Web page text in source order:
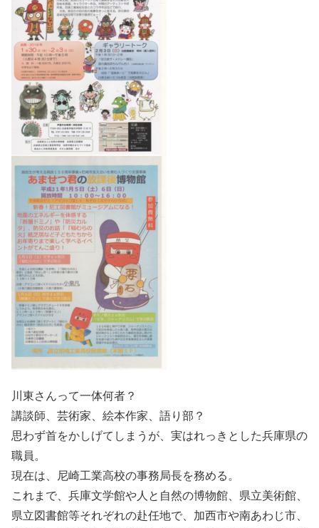
川東さんって一体何者？
講談師、芸術家、絵本作家、語り部？
思わず首をかしげてしまうが、実はれっきとした兵庫県の
職員。
現在は、尼崎工業高校の事務局長を務める。
これまで、兵庫文学館や人と自然の博物館、県立美術館、
県立図書館等それぞれの赴任地で、加西市や南あわじ市、